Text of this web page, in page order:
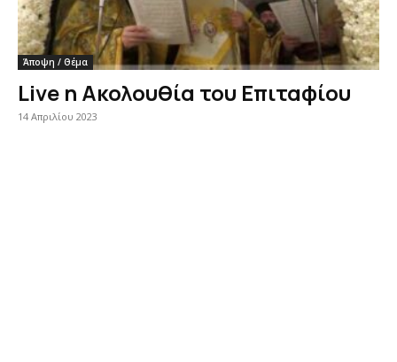
Άποψη / Θέμα
Live η Ακολουθία του Επιταφίου
14 Απριλίου 2023